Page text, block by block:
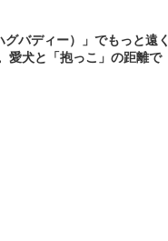
グバディー）」でもっと遠く
愛犬と「抱っこ」の距離で